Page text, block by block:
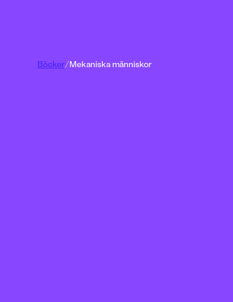
Böcker/Mekaniska människor